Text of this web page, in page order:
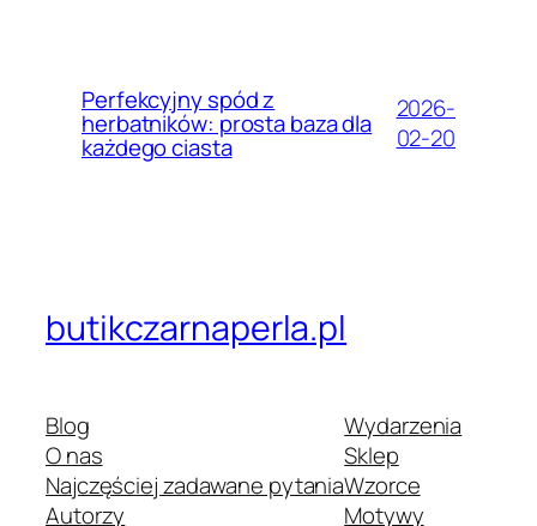
Perfekcyjny spód z
herbatników: prosta baza dla
każdego ciasta
2026-
02-20
butikczarnaperla.pl
Blog
O nas
Najczęściej zadawane pytania
Autorzy
Wydarzenia
Sklep
Wzorce
Motywy